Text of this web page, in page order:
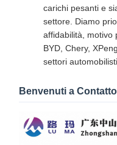
carichi pesanti e
settore. Diamo
affidabilità, motivo
BYD, Chery,
settori
Benvenuti a